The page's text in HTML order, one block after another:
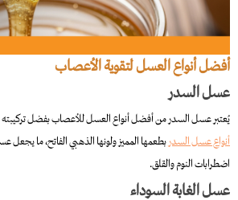
أفضل أنواع العسل لتقوية الأعصاب
عسل السدر
يُعتبر عسل السدر من أفضل أنواع العسل للأعصاب بفضل تركيبته
أنواع عسل السدر بطعمها المميز ولونها الذهبي الفاتح، ما يجعل
اضطرابات النوم والقلق.
عسل الغابة السوداء